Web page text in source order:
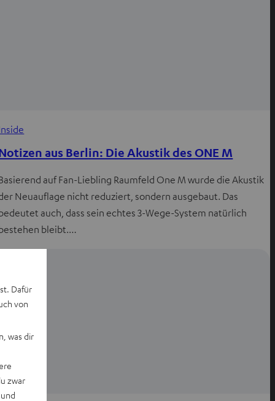
aus Berlin: Die Akustik des ONE M
auf Fan-Liebling Raumfeld One M wurde die Akustik
Neuauflage nicht reduziert, sondern ausgebaut. Das
auch, dass sein echtes 3-Wege-System natürlich
bleibt.…
Dafür
von
was dir
zwar